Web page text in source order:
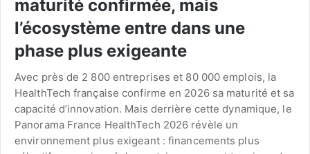
maturité confirmée, mais
l’écosystème entre dans une
phase plus exigeante
Avec près de 2 800 entreprises et 80 000 emplois, la
HealthTech française confirme en 2026 sa maturité et sa
capacité d’innovation. Mais derrière cette dynamique, le
Panorama France HealthTech 2026 révèle un
environnement plus exigeant : financements plus